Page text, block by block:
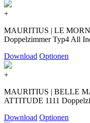
+
MAURITIUS | LE
Doppelzimmer Typ4 All
Download Optionen
+
MAURITIUS | BELLE
ATTITUDE 1111
Download Optionen